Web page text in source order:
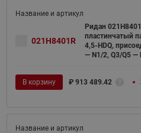
021H8401R
Ридан
пластинчатый
4,5-HDQ,
— N1/2, Q3/Q5 —
В корзину ₽ 913 489.42